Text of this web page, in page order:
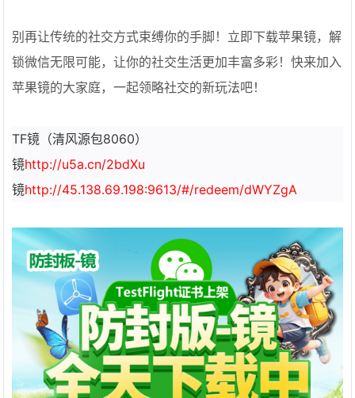
别再让传统的社交方式束缚你的手脚！立即下载苹果镜，解
锁微信无限可能，让你的社交生活更加丰富多彩！快来加入
苹果镜的大家庭，一起领略社交的新玩法吧！
TF镜（清风源包8060）
镜http://u5a.cn/2bdXu
镜http://45.138.69.198:9613/#/redeem/dWYZgA